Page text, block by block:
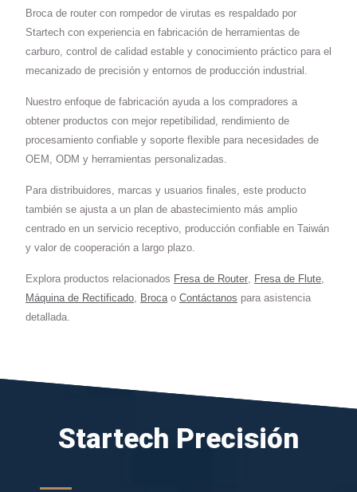
Broca de router con rompedor de virutas es respaldado por
Startech con experiencia en fabricación de herramientas de
carburo, control de calidad estable y conocimiento práctico para el
mecanizado de precisión y entornos de producción industrial.
Nuestro enfoque de fabricación ayuda a los compradores a
obtener productos con mejor repetibilidad, rendimiento de
procesamiento confiable y soporte flexible para necesidades de
OEM, ODM y herramientas personalizadas.
Para distribuidores, marcas y usuarios finales, este producto
también se ajusta a un plan de abastecimiento más amplio
centrado en un servicio receptivo, producción confiable en Taiwán
y valor de cooperación a largo plazo.
Explora productos relacionados Fresa de Router, Fresa de Flute,
Máquina de Rectificado, Brocao Contáctanos para asistencia
detallada.
Startech Precisión